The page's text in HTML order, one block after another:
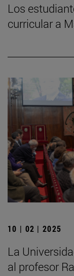
Los
curricular a
10 | 02 | 2025
La
al profesor